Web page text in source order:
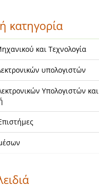
κατηγορία
και Τεχνολογία
υπολογιστών
Υπολογιστών και